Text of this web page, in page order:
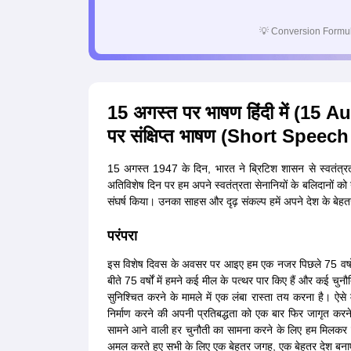
💡 Conversion
15 अगस्त पर भाषण हिंदी में
पर संक्षिप्त भाषण (Short
15 अगस्त 1947 के दिन, भारत ने ब्रिटिश शासन से
अतिविशेष दिन पर हम अपने स्वतंत्रता सेनानियों के बलिदानों
संघर्ष किया। उनका साहस और दृढ़ संकल्प हमें अपने देश के
परंपरा
इस विशेष दिवस के अवसर पर आइए हम एक नजर पिछले 75 वर्षों
बीते 75 वर्षों में हमने कई मील के पत्थर पार किए हैं और कई
सुनिश्चित करने के मामले में एक लंबा रास्ता तय करना है।
निर्माण करने की अपनी प्रतिबद्धता को एक बार फिर
सामने आने वाली हर चुनौती का सामना करने के लिए हम
अमल करते हुए सभी के लिए एक बेहतर जगह, एक बेहतर देश